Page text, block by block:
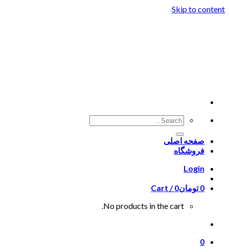
Skip to content
صفحه اصلی
فروشگاه
Login
Cart /
تومان0
0
No products in the cart.
0